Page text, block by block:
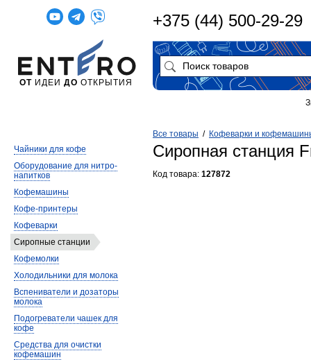
Все товары / Кофеварки и
Сиропная станция
Код товара: 127872
Чайники для кофе
Оборудование для нитро-
напитков
Кофемашины
Кофе-принтеры
Кофеварки
Сиропные станции
Кофемолки
Холодильники для молока
Вспениватели и дозаторы
молока
Подогреватели чашек для
кофе
Средства для очистки
кофемашин
ОТ ИДЕИ ДО ОТКРЫТИЯ
+375 (44) 500-29-29